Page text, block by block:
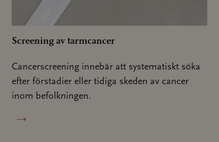
Screening av tarmcancer
Cancerscreening innebär att systematiskt söka
efter förstadier eller tidiga skeden av cancer
inom befolkningen.
→